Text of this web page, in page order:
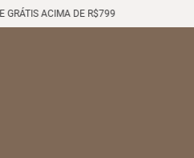
GRÁTIS ACIMA DE R$799